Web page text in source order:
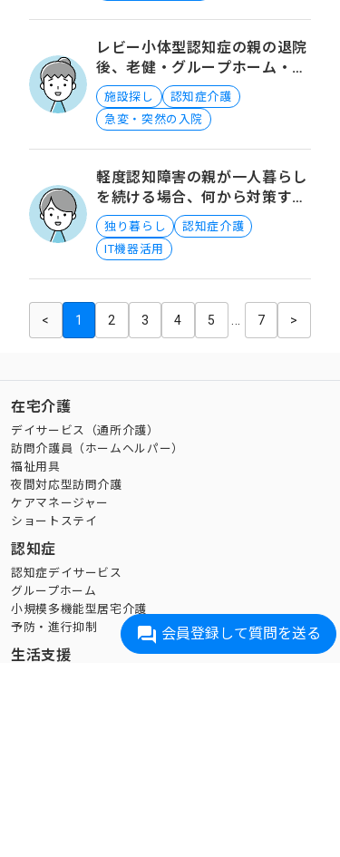
会員登録して質問を送る
レビー小体型認知症の親の退院
後、老健・グループホーム・在
宅、どれが最適？
施設探し
認知症介護
急変・突然の入院
軽度認知障害の親が一人暮らし
を続ける場合、何から対策すべ
きでしょうか？
独り暮らし
認知症介護
IT機器活用
< 1 2 3 4 5 7 >
在宅介護
デイサービス（通所介護）
訪問介護員（ホームヘルパー）
福祉用具
夜間対応型訪問介護
ケアマネージャー
ショートステイ
認知症
認知症デイサービス
グループホーム
小規模多機能型居宅介護
予防・進行抑制
生活支援